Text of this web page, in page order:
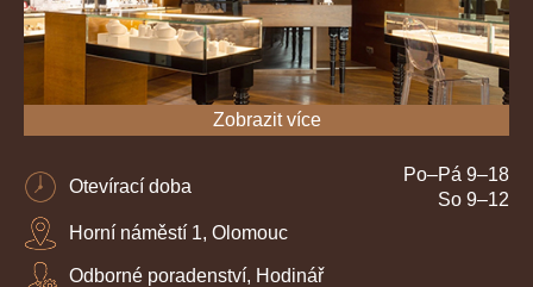
Zobrazit více
Otevírací doba
Po–Pá 9–18
So 9–12
Horní náměstí 1, Olomouc
Odborné poradenství, Hodinář